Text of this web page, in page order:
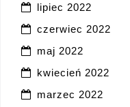
lipiec 2022
czerwiec 2022
maj 2022
kwiecień 2022
marzec 2022